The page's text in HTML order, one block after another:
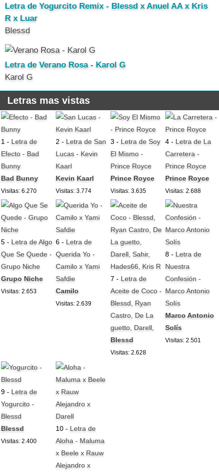
Letra de Yogurcito Remix - Blessd x Anuel AA x Kris
R x Luar
Blessd
Letra de Verano Rosa - Karol G
Karol G
Letras mas vistas
1 - Letra de
Efecto - Bad
Bunny
Bad Bunny
Visitas: 6.270
2 - Letra de San
Lucas - Kevin
Kaarl
Kevin Kaarl
Visitas: 3.774
3 - Letra de Soy
El Mismo -
Prince Royce
Prince Royce
Visitas: 3.635
4 - Letra de La
Carretera -
Prince Royce
Prince Royce
Visitas: 2.688
5 - Letra de Algo
Que Se Quede -
Grupo Niche
Grupo Niche
Visitas: 2.653
6 - Letra de
Querida Yo -
Camilo x Yami
Safdie
Camilo
Visitas: 2.639
7 - Letra de
Aceite de Coco -
Blessd, Ryan
Castro, De La
guetto, Darell,
Blessd
Visitas: 2.628
8 - Letra de
Nuestra
Confesión -
Marco Antonio
Solís
Marco Antonio
Solís
Visitas: 2.501
9 - Letra de
Yogurcito -
Blessd
Blessd
Visitas: 2.400
10 - Letra de
Aloha - Maluma
x Beele x Rauw
Alejandro x